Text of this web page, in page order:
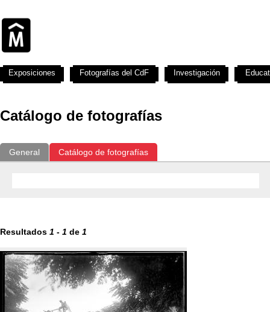
Catálogo de fotografías
General Catálogo de fotografías
Resultados 1 - 1 de 1
Exposiciones Fotografías del CdF Investigación